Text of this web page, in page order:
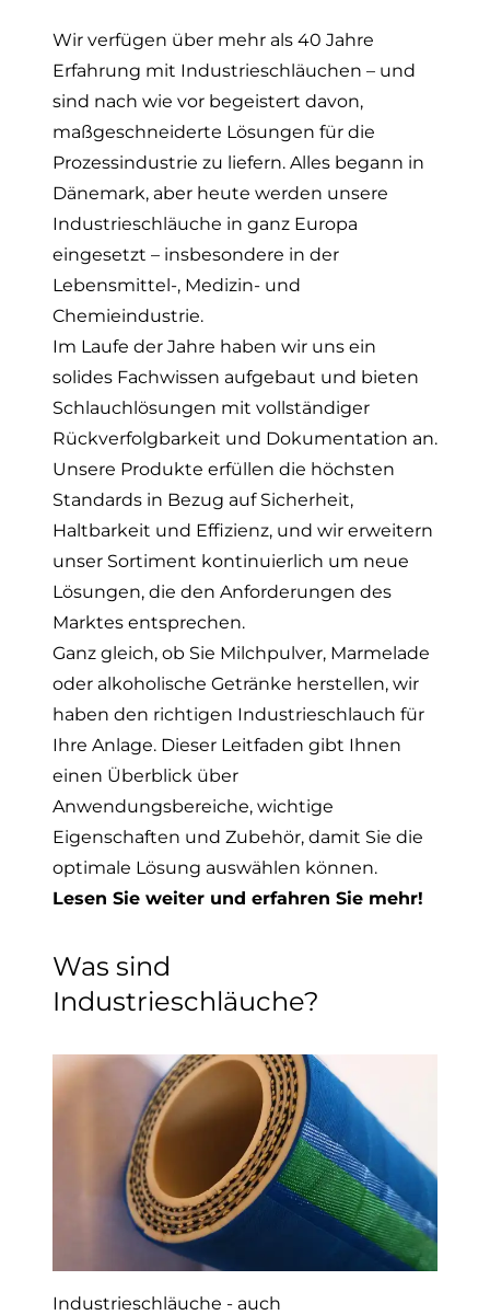
Wir verfügen über mehr als 40 Jahre
Erfahrung mit Industrieschläuchen – und
sind nach wie vor begeistert davon,
maßgeschneiderte Lösungen für die
Prozessindustrie zu liefern. Alles begann in
Dänemark, aber heute werden unsere
Industrieschläuche in ganz Europa
eingesetzt – insbesondere in der
Lebensmittel-, Medizin- und
Chemieindustrie.
Im Laufe der Jahre haben wir uns ein
solides Fachwissen aufgebaut und bieten
Schlauchlösungen mit vollständiger
Rückverfolgbarkeit und Dokumentation an.
Unsere Produkte erfüllen die höchsten
Standards in Bezug auf Sicherheit,
Haltbarkeit und Effizienz, und wir erweitern
unser Sortiment kontinuierlich um neue
Lösungen, die den Anforderungen des
Marktes entsprechen.
Ganz gleich, ob Sie Milchpulver, Marmelade
oder alkoholische Getränke herstellen, wir
haben den richtigen Industrieschlauch für
Ihre Anlage. Dieser Leitfaden gibt Ihnen
einen Überblick über
Anwendungsbereiche, wichtige
Eigenschaften und Zubehör, damit Sie die
optimale Lösung auswählen können.
Lesen Sie weiter und erfahren Sie mehr!
Was sind
Industrieschläuche?
Industrieschläuche - auch